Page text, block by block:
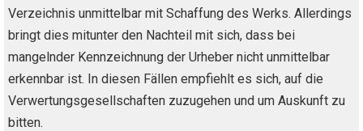
Verzeichnis unmittelbar mit Schaffung des Werks. Allerdings
bringt dies mitunter den Nachteil mit sich, dass bei
mangelnder Kennzeichnung der Urheber nicht unmittelbar
erkennbar ist. In diesen Fällen empfiehlt es sich, auf die
Verwertungsgesellschaften zuzugehen und um Auskunft zu
bitten.